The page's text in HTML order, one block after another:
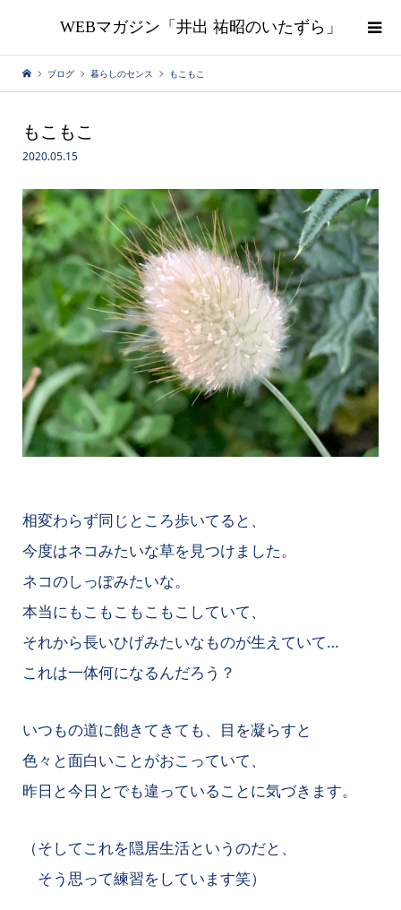
WEBマガジン「井出 祐昭のいたずら」
ブログ 暮らしのセンス もこもこ
もこもこ
2020.05.15
相変わらず同じところ歩いてると、
今度はネコみたいな草を見つけました。
ネコのしっぽみたいな。
本当にもこもこもこもこしていて、
それから長いひげみたいなものが生えていて…
これは一体何になるんだろう？
いつもの道に飽きてきても、目を凝らすと
色々と面白いことがおこっていて、
昨日と今日とでも違っていることに気づきます。
（そしてこれを隠居生活というのだと、
そう思って練習をしています笑）